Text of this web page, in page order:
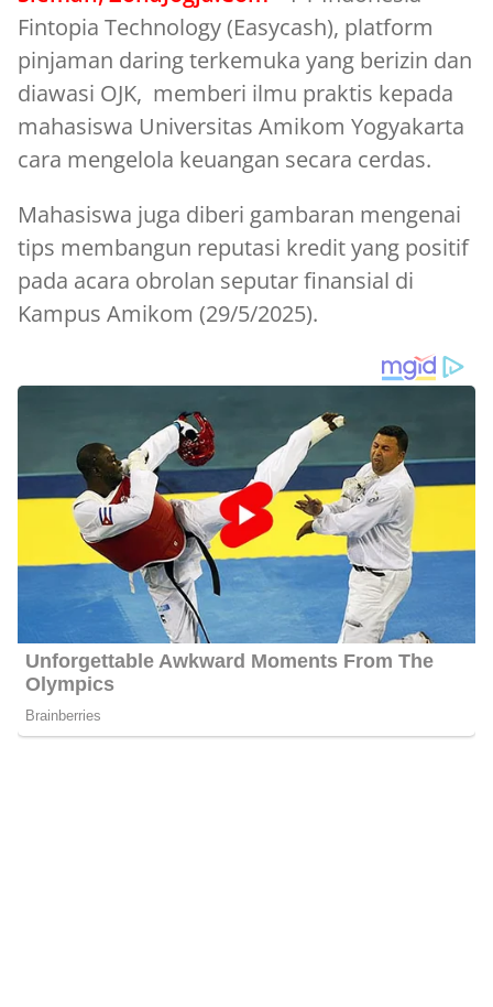
Fintopia Technology (Easycash), platform
pinjaman daring terkemuka yang berizin dan
diawasi OJK, memberi ilmu praktis kepada
mahasiswa Universitas Amikom Yogyakarta
cara mengelola keuangan secara cerdas.
Mahasiswa juga diberi gambaran mengenai
tips membangun reputasi kredit yang positif
pada acara obrolan seputar finansial di
Kampus Amikom (29/5/2025).